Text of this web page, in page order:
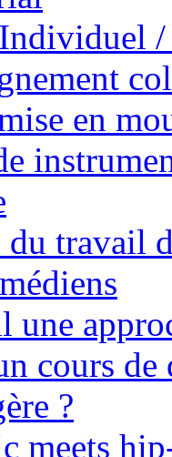
en
du travail
une
cours
?
meets